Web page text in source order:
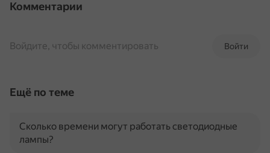
Комментарии
Войти
Войдите, чтобы комментировать
Ещё по теме
Сколько времени могут работать светодиодные
лампы?